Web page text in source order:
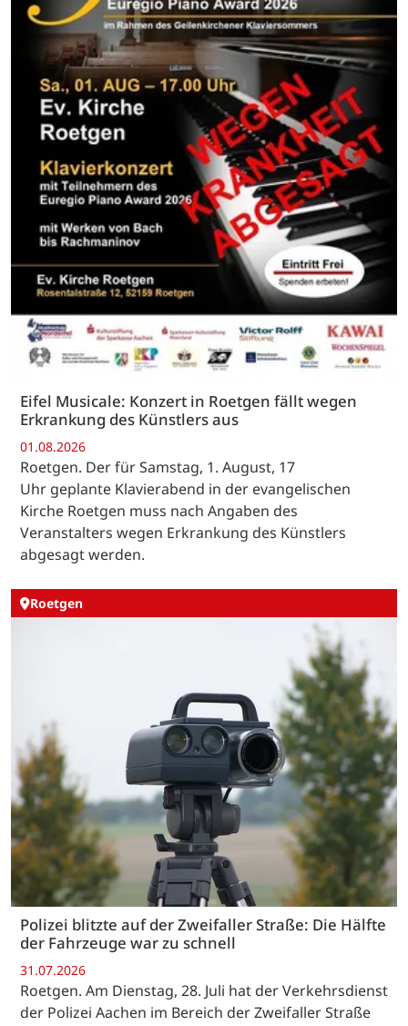
Eifel Musicale: Konzert in Roetgen fällt wegen
Erkrankung des Künstlers aus
01.08.2026
Roetgen. Der für Samstag, 1. August, 17
Uhr geplante Klavierabend in der evangelischen
Kirche Roetgen muss nach Angaben des
Veranstalters wegen Erkrankung des Künstlers
abgesagt werden.
Roetgen
Polizei blitzte auf der Zweifaller Straße: Die Hälfte
der Fahrzeuge war zu schnell
31.07.2026
Roetgen. Am Dienstag, 28. Juli hat der Verkehrsdienst
der Polizei Aachen im Bereich der Zweifaller Straße